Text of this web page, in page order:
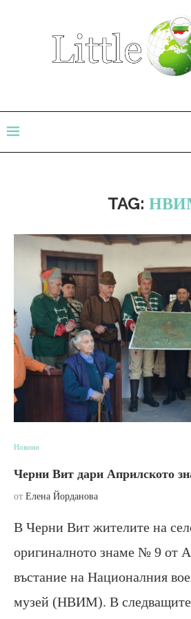
TAG:
Новини
Черни Вит дари Априлското
от Елена Йорданова
В Черни Вит жителите на
оригиналното знаме № 9 от
въстание на Националния
музей (НВИМ). В